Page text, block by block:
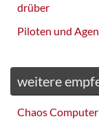
drüber
Piloten und
weitere
Chaos